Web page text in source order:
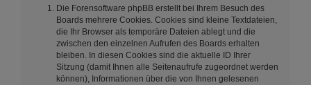
Die Forensoftware phpBB erstellt bei Ihrem Besuch des
Boards mehrere Cookies. Cookies sind kleine Textdateien,
die Ihr Browser als temporäre Dateien ablegt und die
zwischen den einzelnen Aufrufen des Boards erhalten
bleiben. In diesen Cookies sind die aktuelle ID Ihrer
Sitzung (damit Ihnen alle Seitenaufrufe zugeordnet werden
können), Informationen über die von Ihnen gelesenen